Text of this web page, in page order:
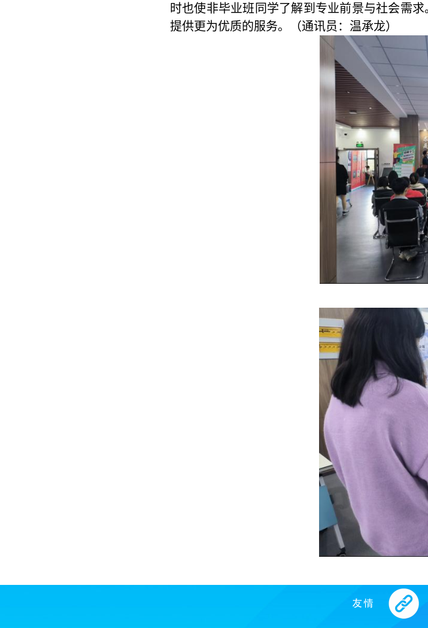
时也使非毕业班同学了解到专业前景与社会需
提供更为优质的服务。
（通讯员：温承龙）